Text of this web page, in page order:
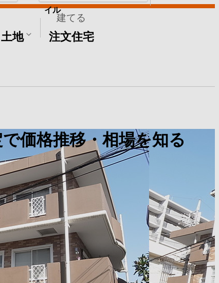
地
建てる
注文住宅
イル
価格推移・相場を知る